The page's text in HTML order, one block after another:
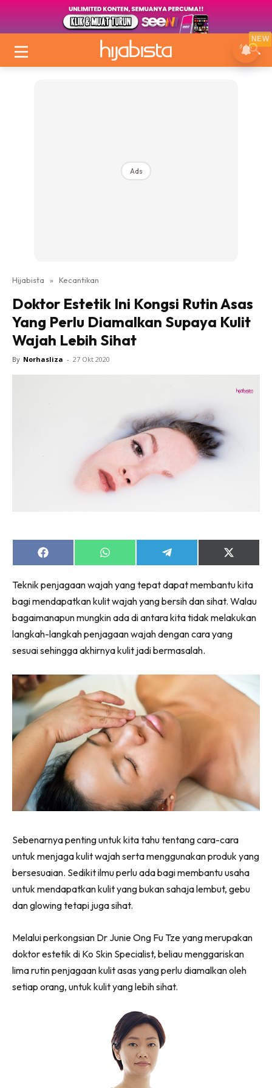
Ads
Hijabista » Kecantikan
Doktor Estetik Ini Kongsi Rutin Asas
Yang Perlu Diamalkan Supaya Kulit
Wajah Lebih Sihat
By Norhasliza - 27 Okt 2020
Share
on
Share
on
Share
on
Share
on
(Twitter)
Teknik penjagaan wajah yang tepat dapat membantu kita
bagi mendapatkan kulit wajah yang bersih dan sihat. Walau
bagaimanapun mungkin ada di antara kita tidak melakukan
langkah-langkah penjagaan wajah dengan cara yang
sesuai sehingga akhirnya kulit jadi bermasalah.
Sebenarnya penting untuk kita tahu tentang cara-cara
untuk menjaga kulit wajah serta menggunakan produk yang
bersesuaian. Sedikit ilmu perlu ada bagi membantu usaha
untuk mendapatkan kulit yang bukan sahaja lembut, gebu
dan glowing tetapi juga sihat.
Melalui perkongsian Dr Junie Ong Fu Tze yang merupakan
doktor estetik di Ko Skin Specialist, beliau menggariskan
lima rutin penjagaan kulit asas yang perlu diamalkan oleh
setiap orang, untuk kulit yang lebih sihat.
NEW